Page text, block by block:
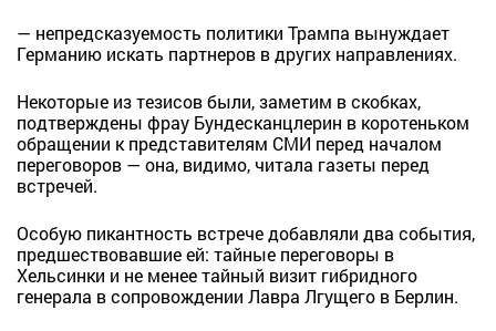
— непредсказуемость политики Трампа вынуждает
Германию искать партнеров в других направлениях.
Некоторые из тезисов были, заметим в скобках,
подтверждены фрау Бундесканцлерин в коротеньком
обращении к представителям СМИ перед началом
переговоров — она, видимо, читала газеты перед
встречей.
Особую пикантность встрече добавляли два события,
предшествовавшие ей: тайные переговоры в
Хельсинки и не менее тайный визит гибридного
генерала в сопровождении Лавра Лгущего в Берлин.